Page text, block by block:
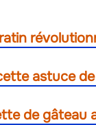
astuce
de gâteau